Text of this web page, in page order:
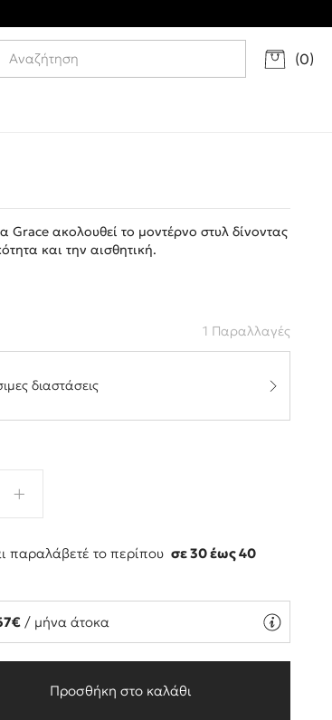
(0)
Grace ακολουθεί το μοντέρνο στυλ δίνοντας
και την αισθητική.
1 Παραλλαγές
διαστάσεις
παραλάβετέ το περίπου σε 30 έως 40
/ μήνα άτοκα
Προσθήκη στο καλάθι